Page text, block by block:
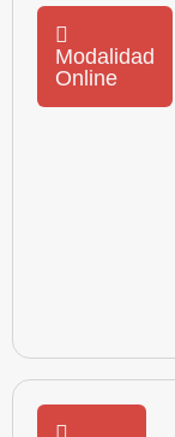
Modalidad
Online